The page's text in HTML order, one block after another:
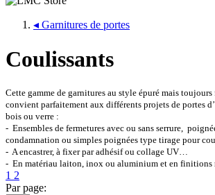
◂ Garnitures de portes
Coulissants
Cette gamme de garnitures au style épuré mais
convient parfaitement aux différents projets de portes
bois ou verre :
- Ensembles de fermetures avec ou sans serrure,
condamnation ou simples poignées type tirage pour
- A encastrer, à fixer par adhésif ou collage UV…
- En matériau laiton, inox ou aluminium et en finitions
1 2
Par page: